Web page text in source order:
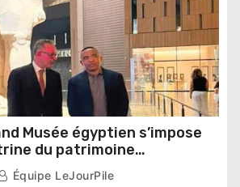
Musée égyptien s’impose
du patrimoine
des dirigeants
Équipe LeJourPile